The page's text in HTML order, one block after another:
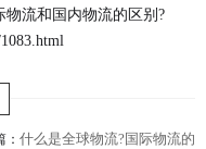
流和国内物流的区别?
： 什么是全球物流?国际物流的